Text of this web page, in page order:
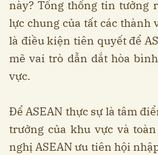
này? Tổng thống tin tưởng
lực chung của tất các thành
là điều kiện tiên quyết để
mẽ vai trò dẫn dắt hòa
vực.
Để ASEAN thực sự là tâm
trưởng của khu vực và
nghị ASEAN ưu tiên hội